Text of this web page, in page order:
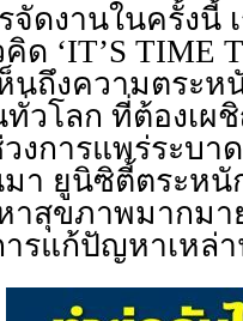
จัดงานในครั้งนี้
ด ‘IT’S TIME
นถึงความตระ
วโลก ที่ต้องเ
งการแพร่ระบา
า ยูนิซิตี้ตระหนั
สุขภาพมากมา
รแก้ปัญหาเหล่